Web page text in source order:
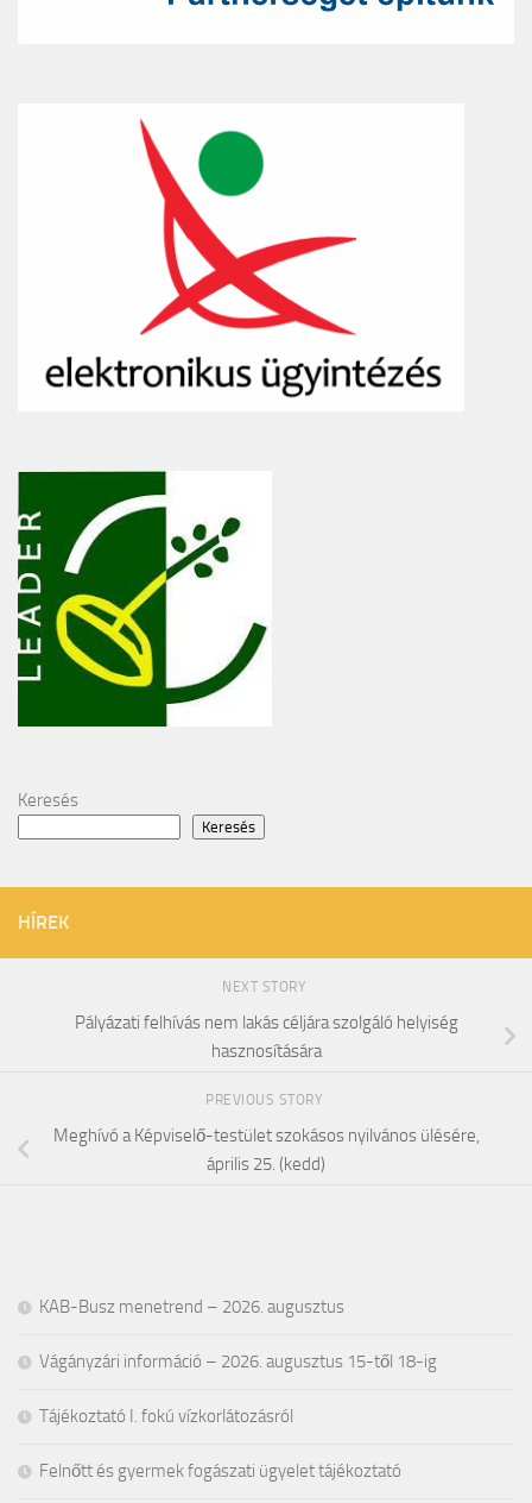
Keresés
Keresés
HÍREK
NEXT STORY
Pályázati felhívás nem lakás céljára szolgáló helyiség
hasznosítására
PREVIOUS STORY
Meghívó a Képviselő-testület szokásos nyilvános ülésére,
április 25. (kedd)
KAB-Busz menetrend – 2026. augusztus
Vágányzári információ – 2026. augusztus 15-től 18-ig
Tájékoztató I. fokú vízkorlátozásról
Felnőtt és gyermek fogászati ügyelet tájékoztató